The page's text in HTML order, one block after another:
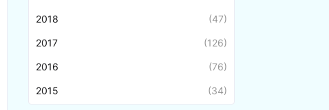
2018 (47)
2017 (126)
2016 (76)
2015 (34)